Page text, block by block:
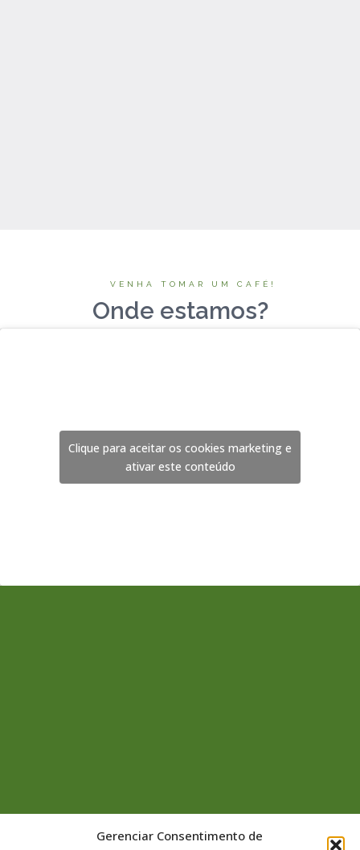
Gerenciar Consentimento de
VENHA TOMAR UM CAFÉ!
Onde estamos?
Clique para aceitar os cookies marketing e
ativar este conteúdo